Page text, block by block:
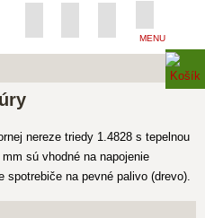
MENU
nereze triedy 1.4828 s tepelnou
sú vhodné na napojenie
spotrebiče na pevné palivo (drevo).